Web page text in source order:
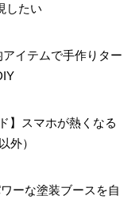
したい
アイテムで手作りター
】スマホが熱くなる
外）
ーな塗装ブースを自